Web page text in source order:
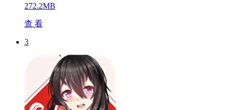
272.2MB
查 看
3